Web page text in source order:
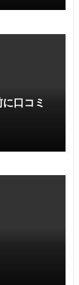
口コミ